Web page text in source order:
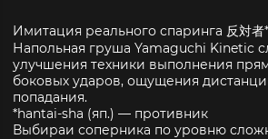
Имитация реального спаринга 反対者*
Напольная груша Yamaguchi Kinetic
улучшения техники выполнения
боковых ударов, ощущения
попадания.
*hantai-sha (яп.) — противник
Выбираи соперника по уровню